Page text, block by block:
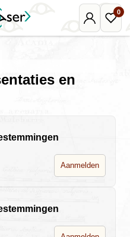
Mijn
Djoser
0
en
Aanmelden